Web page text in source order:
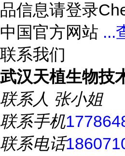
品信息请登录
中国官方网站 ...
联系我们
武汉天植生物技
联系人 张小姐
联系手机
联系电话